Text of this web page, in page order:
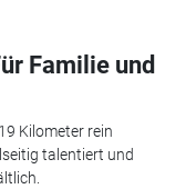
Familie und
Kilometer rein
talentiert und